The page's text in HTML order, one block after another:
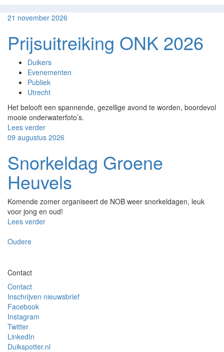
21 november 2026
Prijsuitreiking ONK 2026
Duikers
Evenementen
Publiek
Utrecht
Het belooft een spannende, gezellige avond te worden, boordevol
mooie onderwaterfoto’s.
Lees verder
09 augustus 2026
Snorkeldag Groene
Heuvels
Komende zomer organiseert de NOB weer snorkeldagen, leuk
voor jong en oud!
Lees verder
Oudere
Contact
Contact
Inschrijven nieuwsbrief
Facebook
Instagram
Twitter
LinkedIn
Duikspotter.nl